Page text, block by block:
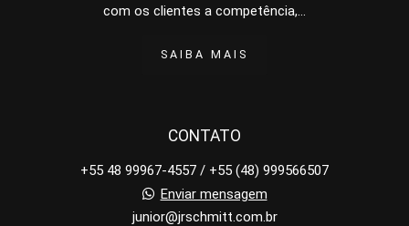
com os clientes a competência,...
SAIBA MAIS
CONTATO
+55 48 99967-4557 / +55 (48) 999566507
Enviar mensagem
junior@jrschmitt.com.br